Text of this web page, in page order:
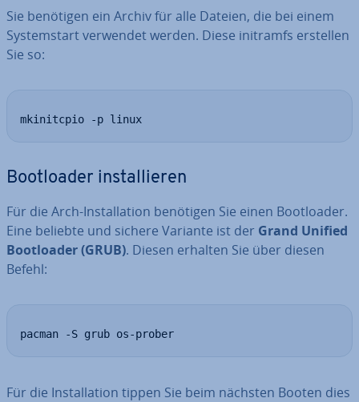
Sie benötigen ein Archiv für alle Dateien, die bei einem
Sys­tem­start verwendet werden. Diese initramfs erstellen
Sie so:
mkinitcpio -p linux
Boot­loa­der in­stal­lie­ren
Für die Arch-In­stal­la­ti­on benötigen Sie einen Boot­loa­der.
Eine beliebte und sichere Variante ist der Grand Unified
Boot­loa­der (GRUB). Diesen erhalten Sie über diesen
Befehl:
pacman -S grub os-prober
Für die In­stal­la­ti­on tippen Sie beim nächsten Booten dies